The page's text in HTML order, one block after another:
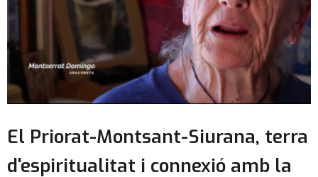
El Priorat-Montsant-Siurana, terra
d'espiritualitat i connexió amb la